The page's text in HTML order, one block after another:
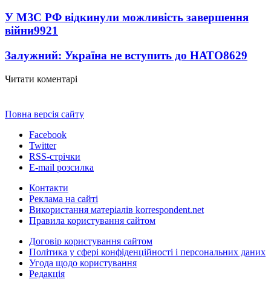
У МЗС РФ відкинули можливість завершення
війни9921
Залужний: Україна не вступить до НАТО8629
Читати коментарі
Повна версія сайту
Facebook
Twitter
RSS-стрічки
E-mail розсилка
Контакти
Реклама на сайті
Використання матеріалів korrespondent.net
Правила користування сайтом
Договір користування сайтом
Політика у сфері конфіденційності і персональних даних
Угода щодо користування
Редакція